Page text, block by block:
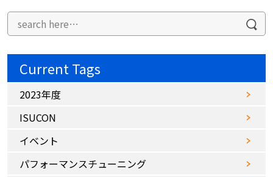
Current Tags
2023年度
ISUCON
イベント
パフォーマンスチューニング